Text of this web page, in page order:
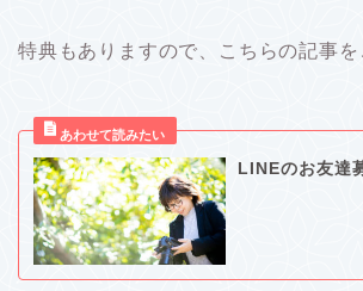
特典もありますので、こちらの記事を
LINEのお友達